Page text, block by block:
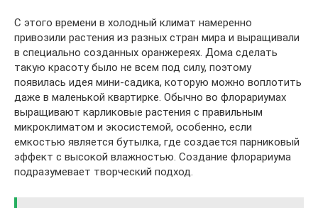
С этого времени в холодный климат намеренно
привозили растения из разных стран мира и выращивали
в специально созданных оранжереях. Дома сделать
такую красоту было не всем под силу, поэтому
появилась идея мини-садика, которую можно воплотить
даже в маленькой квартирке. Обычно во флорариумах
выращивают карликовые растения с правильным
микроклиматом и экосистемой, особенно, если
емкостью является бутылка, где создается парниковый
эффект с высокой влажностью. Создание флорариума
подразумевает творческий подход.